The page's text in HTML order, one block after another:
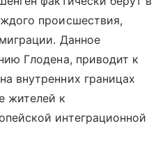
происшествия,
Данное
Глодена, приводит к
внутренних границах
жителей к
интеграционной